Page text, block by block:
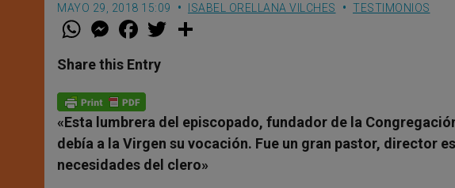
MAYO 29, 2018 15:09 ISABEL ORELLANA VILCHES TESTIMONIOS
W
t
s
p
p
M
e
s
e
g
e
r
F
a
e
b
o
k
w
Share this Entry
«Esta lumbrera del episcopado, fundador de la
debía a la Virgen su vocación. Fue un gran pastor, director
necesidades del clero»